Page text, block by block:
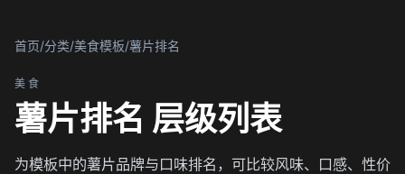
首页/分类/美食模板/薯片排名
美食
薯片排名 层级列表
为模板中的薯片品牌与口味排名，可比较风味、口感、性价